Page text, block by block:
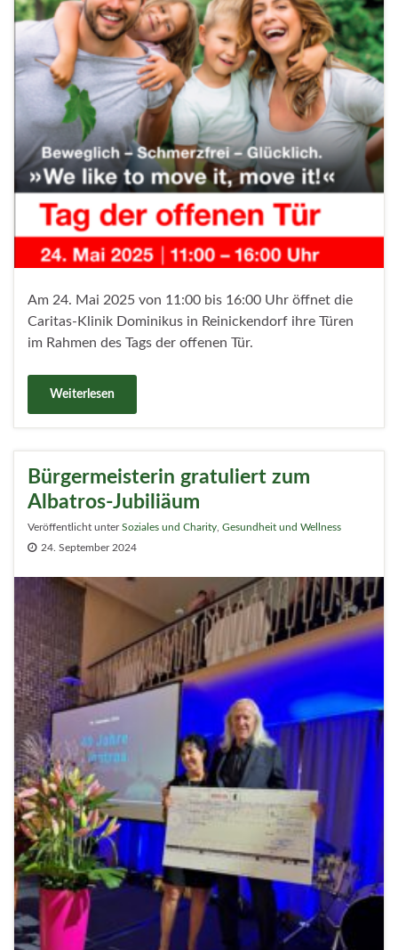
Am 24. Mai 2025 von 11:00 bis 16:00 Uhr öffnet die
Caritas-Klinik Dominikus in Reinickendorf ihre Türen
im Rahmen des Tags der offenen Tür.
Weiterlesen
Bürgermeisterin gratuliert zum
Albatros-Jubiliäum
Veröffentlicht unterSoziales und Charity Gesundheit und Wellness
24. September 2024